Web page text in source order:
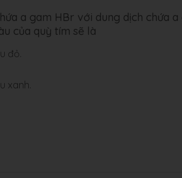
a gam HBr với dung dịch chứa
của quỳ tím sẽ là
đỏ.
xanh.